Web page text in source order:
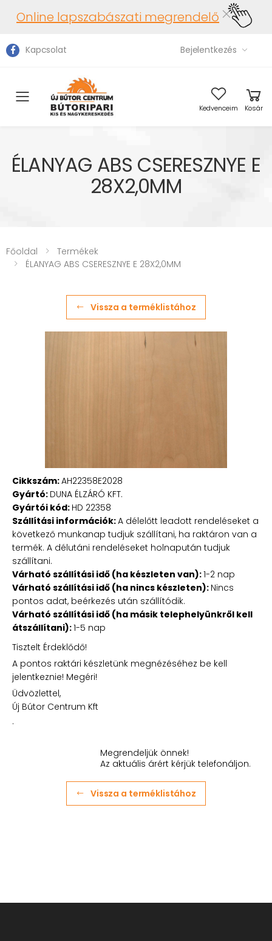
Online lapszabászati megrendelő
Kapcsolat Bejelentkezés
Toggle mobile menu Kedvenceim Kosár
ÉLANYAG ABS CSERESZNYE E
28X2,0MM
Főoldal
Termékek
ÉLANYAG ABS CSERESZNYE E 28X2,0MM
Vissza a terméklistához
Cikkszám:AH22358E2028
Gyártó: DUNA ÉLZÁRÓ KFT.
Gyártói kód: HD 22358
Szállítási információk:A délelőtt leadott rendeléseket a
következő munkanap tudjuk szállítani, ha raktáron van a
termék. A délutáni rendeléseket holnapután tudjuk
szállítani.
Várható szállítási idő (ha készleten van):1-2 nap
Várható szállítási idő (ha nincs készleten): Nincs
pontos adat, beérkezés után szállítódik.
Várható szállítási idő (ha másik telephelyünkről kell
átszállítani):1-5 nap
Tisztelt Érdeklődő!
A pontos raktári készletünk megnézéséhez be kell
jelentkeznie! Megéri!
Üdvözlettel,
Új Bútor Centrum Kft
.
Megrendeljük önnek!
Az aktuális árért kérjük telefonáljon.
Vissza a terméklistához